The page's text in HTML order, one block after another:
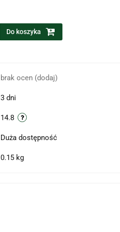
Do koszyka
brak ocen (dodaj)
3 dni
14.8
Duża dostępność
0.15 kg